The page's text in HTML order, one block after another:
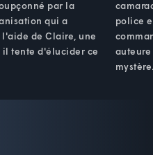
par la
qui a
de Claire, une
il tente d'élucider ce
police